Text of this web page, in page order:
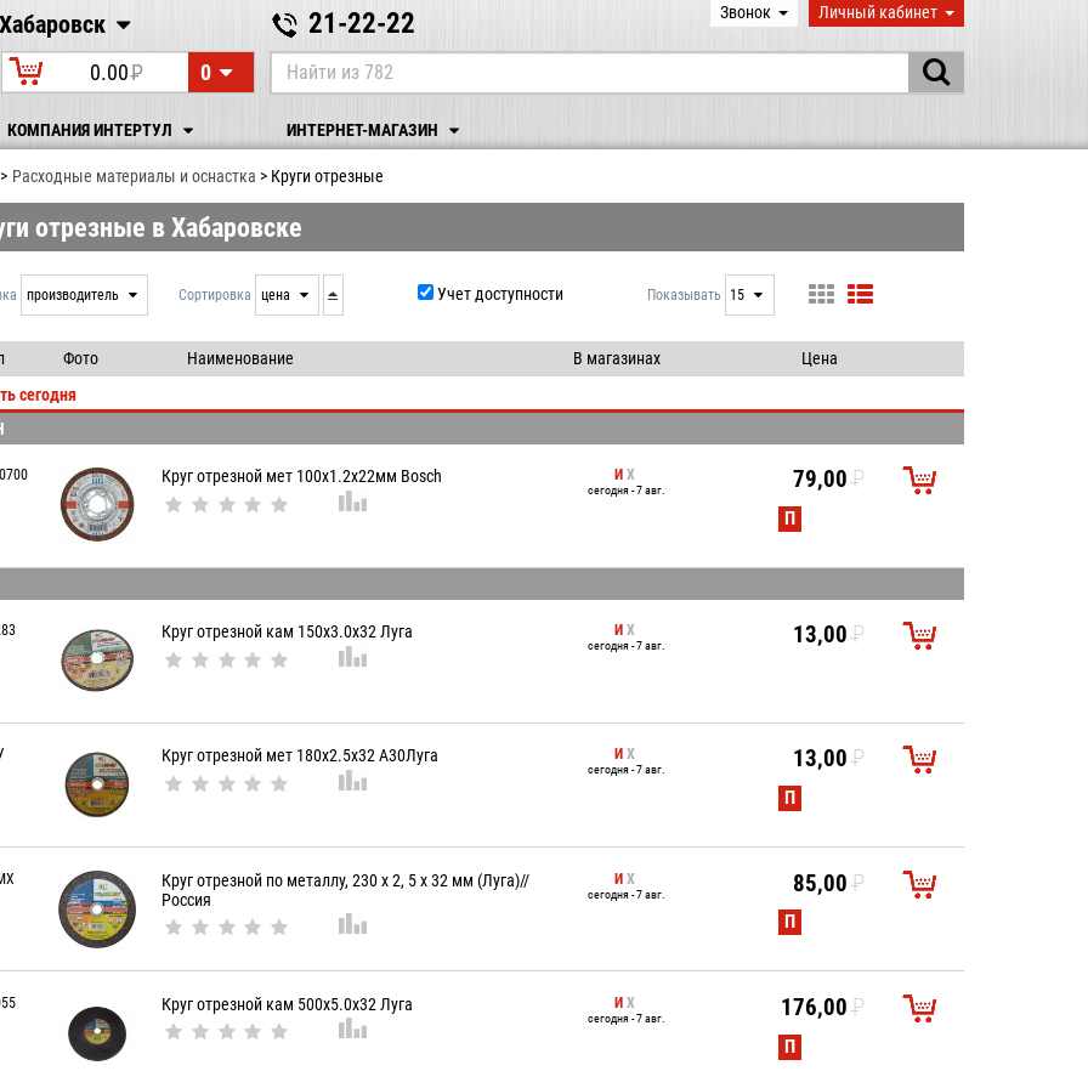
Хабаровск
Хабаровск
21-22-22 Звонок Личный кабинет
0.00P
0
КОМПАНИЯ ИНТЕРТУЛ ИНТЕРНЕТ-МАГАЗИН
Расходные материалы и оснастка Круги отрезные
отрезные в Хабаровске
производитель
производитель
Сортировка цена
выдачи
цена
Учет доступности Показывать 15
100
Фото Наименование В магазинах
Цена
сегодня
Круг отрезной мет 100х1.2х22мм Bosch И Х
сегодня - 7 авг. 79,00P
П
Круг отрезной кам 150х3.0х32 Луга И Х
сегодня - 7 авг. 13,00P
Круг отрезной мет 180х2.5х32 А30Луга И Х
сегодня - 7 авг. 13,00P
П
Круг отрезной по металлу, 230 х 2, 5 х 32 мм (Луга)//
Россия
И Х
сегодня - 7 авг. 85,00P
П
Круг отрезной кам 500х5.0х32 Луга И Х
сегодня - 7 авг. 176,00P
П